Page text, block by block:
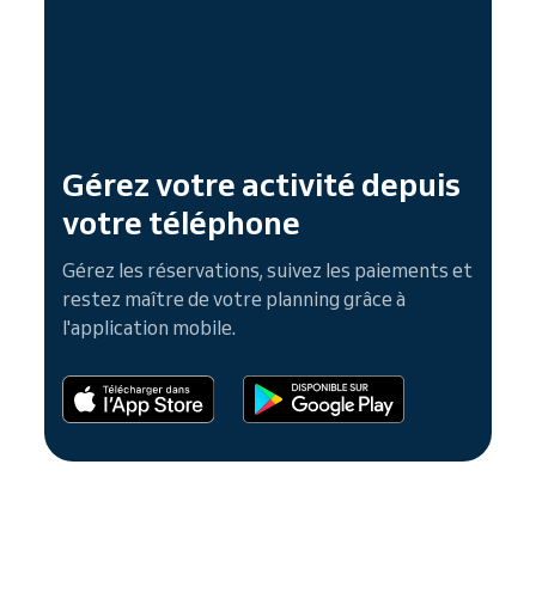
Gérez votre activité depuis
votre téléphone
Gérez les réservations, suivez les paiements et
restez maître de votre planning grâce à
l'application mobile.